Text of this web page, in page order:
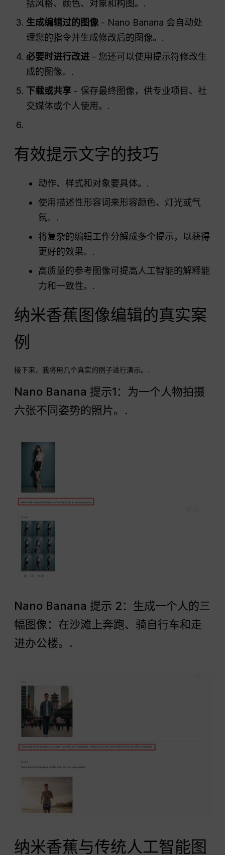
括风格、颜色、对象和构图。.
生成编辑过的图像 - Nano Banana 会自动处
理您的指令并生成修改后的图像。.
必要时进行改进 - 您还可以使用提示符修改生
成的图像。.
下载或共享 - 保存最终图像，供专业项目、社
交媒体或个人使用。.
有效提示文字的技巧
动作、样式和对象要具体。.
使用描述性形容词来形容颜色、灯光或气
氛。.
将复杂的编辑工作分解成多个提示，以获得
更好的效果。.
高质量的参考图像可提高人工智能的解释能
力和一致性。.
纳米香蕉图像编辑的真实案
例
接下来，我将用几个真实的例子进行演示。.
Nano Banana 提示1：为一个人物拍摄
六张不同姿势的照片。.
Nano Banana 提示 2：生成一个人的三
幅图像：在沙滩上奔跑、骑自行车和走
进办公楼。.
纳米香蕉与传统人工智能图